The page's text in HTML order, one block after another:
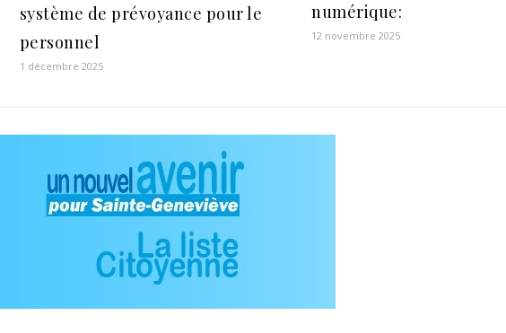
système de prévoyance pour le
personnel
1 décembre 2025
numérique:
12 novembre 2025